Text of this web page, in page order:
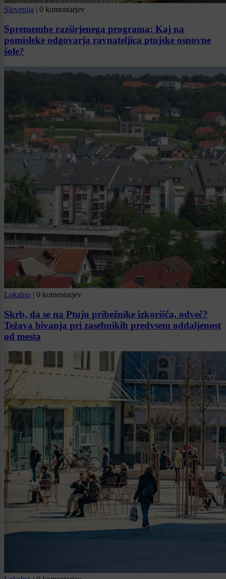
Slovenija | 0 komentarjev
Spremembe razširjenega programa: Kaj na
pomisleke odgovarja ravnateljica ptujske osnovne
šole?
Lokalno | 0 komentarjev
Skrb, da se na Ptuju pribežnike izkorišča, odveč?
Težava bivanja pri zasebnikih predvsem oddaljenost
od mesta